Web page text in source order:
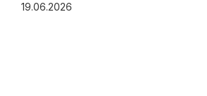
19.06.2026